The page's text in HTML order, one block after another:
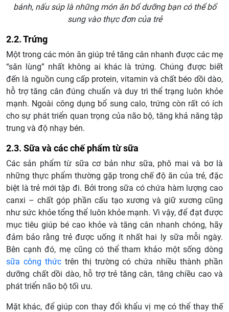
bánh, nấu súp là những món ăn bổ dưỡng bạn có thể bổ
sung vào thực đơn của trẻ
2.2. Trứng
Một trong các món ăn giúp trẻ tăng cân nhanh được các mẹ
“săn lùng” nhất không ai khác là trứng. Chúng được biết
đến là nguồn cung cấp protein, vitamin và chất béo dồi dào,
hỗ trợ tăng cân đúng chuẩn và duy trì thể trạng luôn khỏe
mạnh. Ngoài công dụng bổ sung calo, trứng còn rất có ích
cho sự phát triển quan trọng của não bộ, tăng khả năng tập
trung và độ nhạy bén.
2.3. Sữa và các chế phẩm từ sữa
Các sản phẩm từ sữa cơ bản như sữa, phô mai và bơ là
những thực phẩm thường gặp trong chế độ ăn của trẻ, đặc
biệt là trẻ mới tập đi. Bởi trong sữa có chứa hàm lượng cao
canxi – chất góp phần cấu tạo xương và giữ xương cũng
như sức khỏe tổng thể luôn khỏe mạnh. Vì vậy, để đạt được
mục tiêu giúp bé cao khỏe và tăng cân nhanh chóng, hãy
đảm bảo rằng trẻ được uống ít nhất hai ly sữa mỗi ngày.
Bên cạnh đó, mẹ cũng có thể tham khảo một sống dòng
sữa công thứctrên thị trường có chứa nhiều thành phần
dưỡng chất dồi dào, hỗ trợ trẻ tăng cân, tăng chiều cao và
phát triển não bộ tối ưu.
Mặt khác, để giúp con thay đổi khẩu vị mẹ có thể thay thế